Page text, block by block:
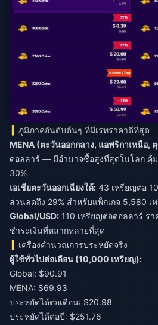
ภูมิภาคอันดับต้นๆ ที่มีเรทราคาดีที่สุด
MENA (ตะวันออกกลาง, แอฟริกาเหนือ,
ดอลลาร์ — มีอำนาจซื้อสูงที่สุดในโลก คุ้ม
30%
เอเชียตะวันออกเฉียงใต้: 43 เหรียญต่อ
ส่วนลดถึง 29% สำหรับแพ็กเกจ 5,580 เ
Global/USD: 110 เหรียญต่อดอลลาร์ ร
ชำระเงินที่หลากหลายที่สุด
เครื่องคำนวณการประหยัดจริง
ผู้ใช้ทั่วไปต่อเดือน (10,000 เหรียญ):
Global: $90.91
MENA: $69.93
ประหยัดได้ต่อเดือน: $20.98
ประหยัดได้ต่อปี: $251.76